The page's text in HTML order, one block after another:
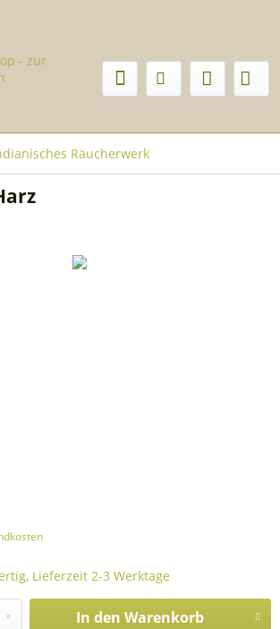
Räucherwerk
Lieferzeit 2-3 Werktage
In den Warenkorb